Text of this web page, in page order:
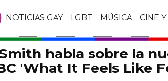
NOTICIAS GAY LGBT MÚSICA CINE Y
habla sobre la
'What It Feels Like